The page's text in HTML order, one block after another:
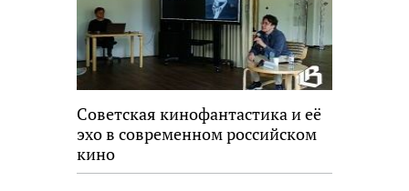
Советская кинофантастика и её
эхо в современном российском
кино